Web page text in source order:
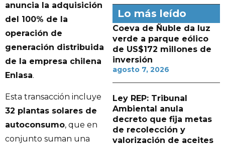
anuncia la adquisición
del 100% de la
operación de
generación distribuida
de la empresa chilena
Enlasa.
Esta transacción incluye
32 plantas solares de
autoconsumo, que en
conjunto suman una
Lo más leído
Coeva de Ñuble da luz
verde a parque eólico
de US$172 millones de
inversión
agosto 7, 2026
Ley REP: Tribunal
Ambiental anula
decreto que fija metas
de recolección y
valorización de aceites